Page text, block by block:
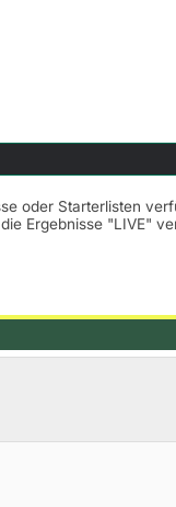
oder Starterlisten
Ergebnisse "LIVE"